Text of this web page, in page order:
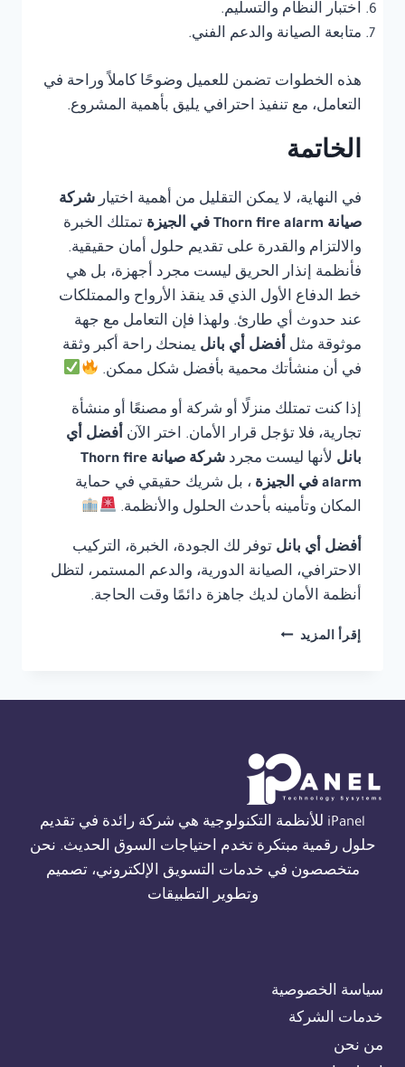
اختبار النظام والتسليم.
متابعة الصيانة والدعم الفني.
هذه الخطوات تضمن للعميل وضوحًا كاملاً وراحة في
التعامل، مع تنفيذ احترافي يليق بأهمية المشروع.
الخاتمة
في النهاية، لا يمكن التقليل من أهمية اختيار شركة
صيانة Thorn fire alarm في الجيزة
تمتلك الخبرة
والالتزام والقدرة على تقديم حلول أمان حقيقية.
فأنظمة إنذار الحريق ليست مجرد أجهزة، بل هي
خط الدفاع الأول الذي قد ينقذ الأرواح والممتلكات
عند حدوث أي طارئ. ولهذا فإن التعامل مع جهة
موثوقة مثل أفضل أي بانل يمنحك راحة أكبر وثقة
في أن منشأتك محمية بأفضل شكل ممكن.
إذا كنت تمتلك منزلًا أو شركة أو مصنعًا أو منشأة
تجارية، فلا تؤجل قرار الأمان. اختر الآن أفضل أي
بانل لأنها ليست مجرد
شركة صيانة Thorn fire
alarm في الجيزة
، بل شريك حقيقي في حماية
المكان وتأمينه بأحدث الحلول والأنظمة.
أفضل أي بانل توفر لك الجودة، الخبرة، التركيب
الاحترافي، الصيانة الدورية، والدعم المستمر، لتظل
أنظمة الأمان لديك جاهزة دائمًا وقت الحاجة.
إقرأ المزيد شركة
01554305486
iPanel للأنظمة التكنولوجية هي شركة رائدة في تقديم
حلول رقمية مبتكرة تخدم احتياجات السوق الحديث. نحن
متخصصون في خدمات التسويق الإلكتروني، تصميم
وتطوير التطبيقات
سياسة الخصوصية
خدمات الشركة
من نحن